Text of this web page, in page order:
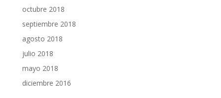
octubre 2018
septiembre 2018
agosto 2018
julio 2018
mayo 2018
diciembre 2016